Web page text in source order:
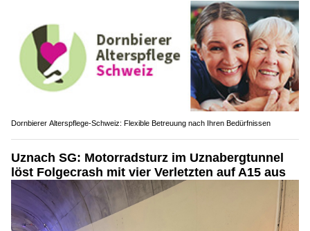
Dornbierer Alterspflege-Schweiz: Flexible Betreuung nach Ihren Bedürfnissen
Uznach SG: Motorradsturz im Uznabergtunnel
löst Folgecrash mit vier Verletzten auf A15 aus